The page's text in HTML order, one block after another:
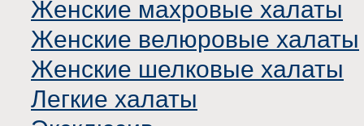
Женские махровые халаты
Женские велюровые халаты
Женские шелковые халаты
Легкие халаты